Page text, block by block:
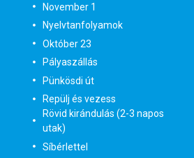
November 1
Nyelvtanfolyamok
Október 23
Pályaszállás
Pünkösdi út
Repülj és vezess
Rövid kirándulás (2-3 napos
utak)
Síbérlettel